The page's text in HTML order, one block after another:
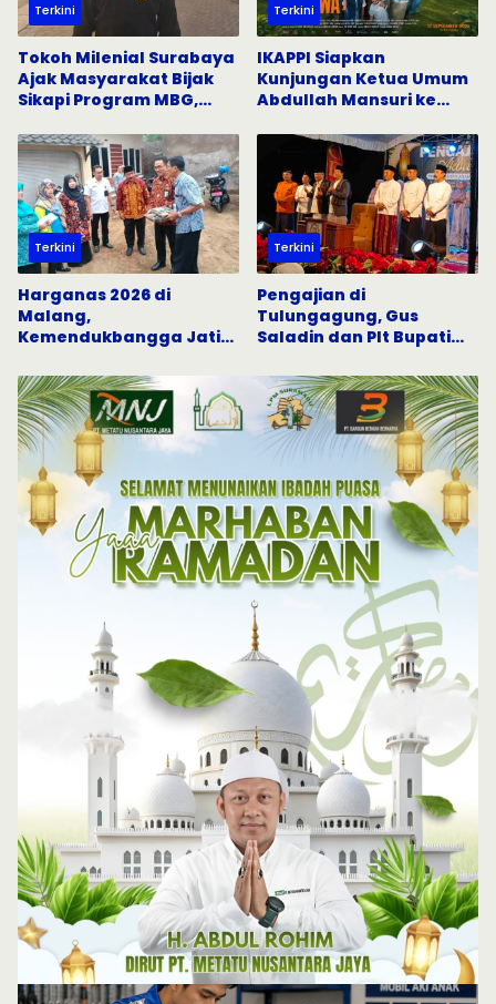
Terkini
Tokoh Milenial Surabaya
Ajak Masyarakat Bijak
Sikapi Program MBG,
Sosial
Terkini
IKAPPI Siapkan
Kunjungan Ketua Umum
Abdullah Mansuri ke
Surabaya
Terkini
Harganas 2026 di
Malang,
Kemendukbangga Jatim
Percepat Penurunan
Stunting
Terkini
Pengajian di
Tulungagung, Gus
Saladin dan Plt Bupati
Keislaman